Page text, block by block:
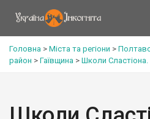
Головна > Міста та регіони >
район > Гаївщина > Школи Сластіона.